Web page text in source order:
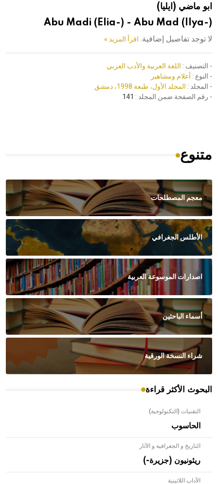
هيئة الموسوعة العربية تطلق موسوعات جديدة في عام 2026ابو ماضي (ايليا)
Abu Madi (Elia-) - Abu Mad (Ilya-)
لا توجد تفاصيل إضافية. اقرأ المزيد »
- التصنيف : اللغة العربية والأدب العربي
- النوع : أعلام ومشاهير
- المجلد : المجلد الأول، طبعة 1998، دمشق
- رقم الصفحة ضمن المجلد : 141
متنوع
معجم المصطلحات
الأطلس الجغرافي
اصدارات الموسوعة العربية
أسماء الباحثين
شراء النسخة الورقية
البحوث الأكثر قراءة
التقنيات (التكنولوجية)
الحاسوب
التاريخ و الجغرافية و الآثار
ريئونيون (جزيرة-)
الآداب اللاتينية